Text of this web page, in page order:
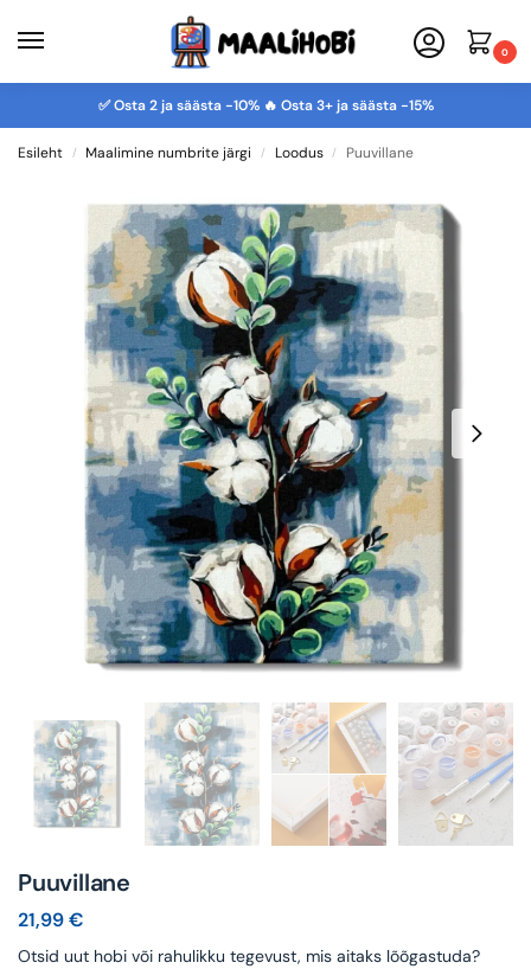
0
✅ Osta 2 ja säästa -10% 🔥 Osta 3+ ja säästa -15%
Esileht / Maalimine numbrite järgi / Loodus / Puuvillane
Puuvillane
21,99€
Otsid uut hobi või rahulikku tegevust, mis aitaks lõõgastuda?